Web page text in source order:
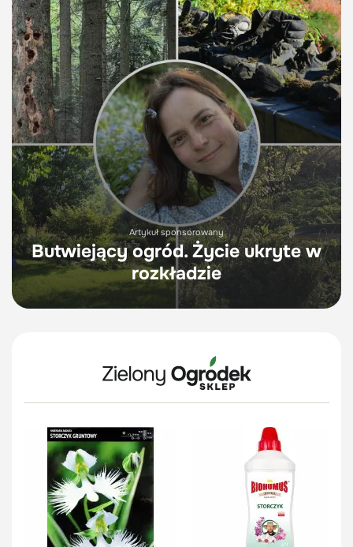
Artykuł sponsorowany
Butwiejący ogród. Życie ukryte w
rozkładzie